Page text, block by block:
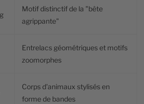
Motif distinctif de la "bête
agrippante"
Entrelacs géométriques et motifs
zoomorphes
Corps d'animaux stylisés en
forme de bandes